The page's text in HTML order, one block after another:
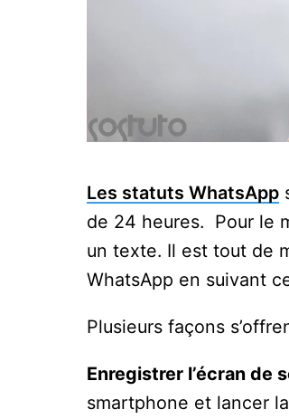
Les statuts WhatsApp
de 24 heures. Pour le
un texte. Il est tout de
WhatsApp en suivant
Plusieurs façons
Enregistrer l’écran de
smartphone et lancer